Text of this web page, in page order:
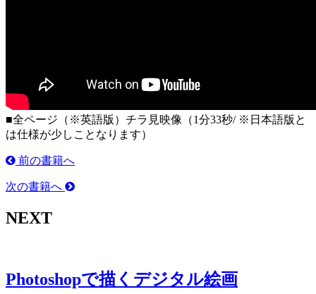
■全ページ（※英語版）チラ見映像（1分33秒/ ※日本語版と
は仕様が少しことなります）
前の書籍へ
次の書籍へ
NEXT
Photoshopで描くデジタル絵画